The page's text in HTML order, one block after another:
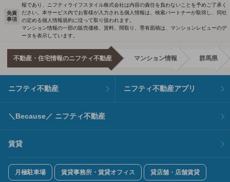
免責
事項
報であり、ニフティライフスタイル株式会社は内容の責任を負わないことを予めご了承く
ださい。本サービス内でお客様が入力される個人情報は、検索パートナーが取得し、同社
の定める個人情報規約に従って取り扱われます。
マンション情報の一部の販売価格、賃料、間取り、専有面積は、マンションレビューのデ
ータを表示しています。
不動産・住宅情報のニフティ不動産 マンション情報 群馬県
ニフティ不動産 ニフティ不動産アプリ
＼Because／ ニフティ不動産
賃貸
月極駐車場 賃貸事務所・賃貸オフィス 貸店舗・店舗賃貸